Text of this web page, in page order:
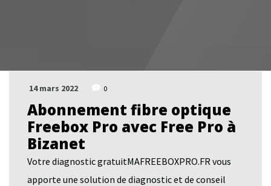
14 mars 2022 0
Abonnement fibre optique
Freebox Pro avec Free Pro à
Bizanet
Votre diagnostic gratuitMAFREEBOXPRO.FR vous
apporte une solution de diagnostic et de conseil